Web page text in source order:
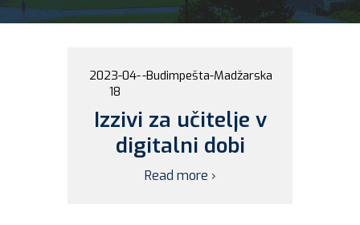
2023-04-
18
-Budimpešta-Madžarska
Izzivi za učitelje v
digitalni dobi
Read more ›